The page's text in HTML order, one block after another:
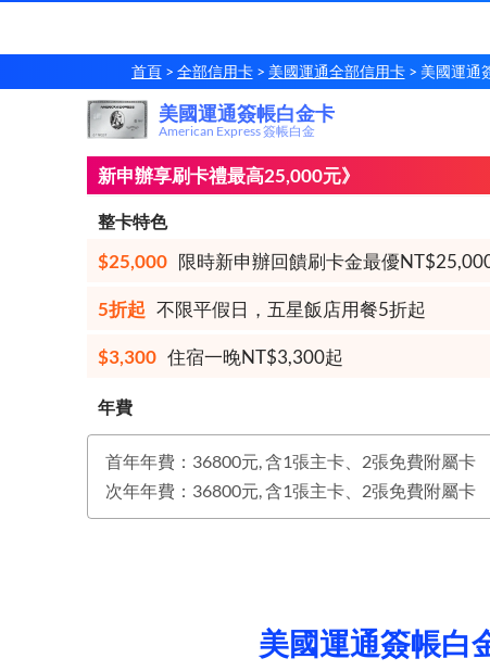
首頁 全部信用卡 美國運通全部信用卡 美國運通
美國運通簽帳白金卡
美國運通簽帳白金卡
American Express 簽帳白金
新申辦享刷卡禮最高25,000元》
整卡特色
$25,000 限時新申辦回饋刷卡金最優
5折起 不限平假日，五星飯店用餐5折起
$3,300 住宿一晚NT$3,300起
年費
首年年費：36800元, 含1張主卡、2張免費附屬卡
次年年費：36800元, 含1張主卡、2張免費附屬卡
美國運通簽帳白